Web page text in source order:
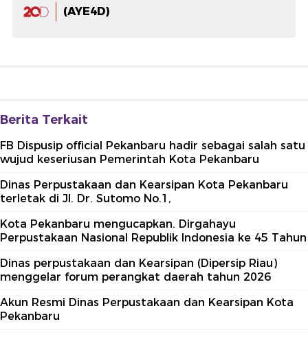
(AYE4D)
Berita Terkait
FB Dispusip official Pekanbaru hadir sebagai salah satu
wujud keseriusan Pemerintah Kota Pekanbaru
Dinas Perpustakaan dan Kearsipan Kota Pekanbaru
terletak di Jl. Dr. Sutomo No.1,
Kota Pekanbaru mengucapkan. Dirgahayu
Perpustakaan Nasional Republik Indonesia ke 45 Tahun
Dinas perpustakaan dan Kearsipan (Dipersip Riau)
menggelar forum perangkat daerah tahun 2026
Akun Resmi Dinas Perpustakaan dan Kearsipan Kota
Pekanbaru